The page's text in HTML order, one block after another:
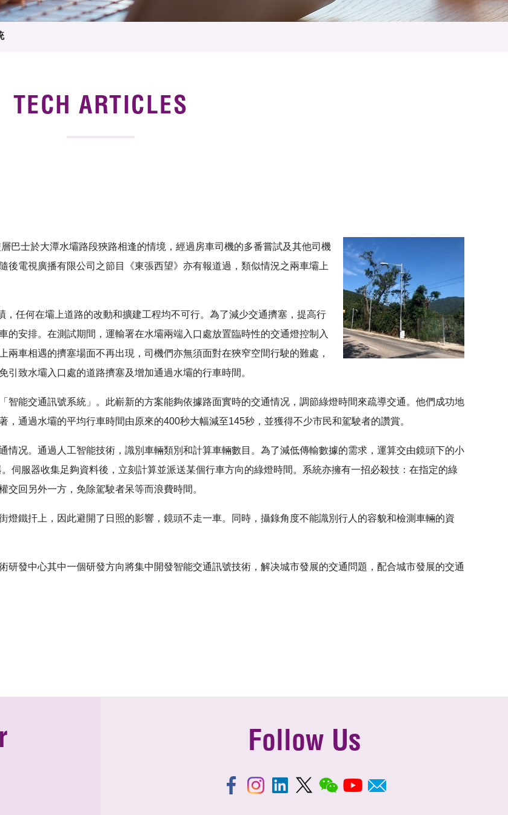
TECH ARTICLES
巴士於大潭水壩路段狹路相逢的情境，經過房車司機的多番嘗試及其他司機
電視廣播有限公司之節目《東張西望》亦有報道過，類似情況之兩車壩上
任何在壩上道路的改動和擴建工程均不可行。為了減少交通擠塞，提高行
安排。在測試期間，運輸署在水壩兩端入口處放置臨時性的交通燈控制入
車相遇的擠塞場面不再出現，司機們亦無須面對在狹窄空間行駛的難處，
致水壩入口處的道路擠塞及增加通過水壩的行車時間。
智能交通訊號系統」。此嶄新的方案能夠依據路面實時的交通情况，調節綠燈時間來疏導交通。他們成功地
通過水壩的平均行車時間由原來的400秒大幅減至145秒，並獲得不少市民和駕駛者的讚賞。
情况。通過人工智能技術，識別車輛類別和計算車輛數目。為了減低傳輸數據的需求，運算交由鏡頭下的小
伺服器收集足夠資料後，立刻計算並派送某個行車方向的綠燈時間。系統亦擁有一招必殺技：在指定的綠
回另外一方，免除駕駛者呆等而浪費時間。
燈鐵扞上，因此避開了日照的影響，鏡頭不走一車。同時，攝錄角度不能識別行人的容貌和檢測車輛的資
研發中心其中一個研發方向將集中開發智能交通訊號技術，解决城市發展的交通問題，配合城市發展的交通
Follow Us